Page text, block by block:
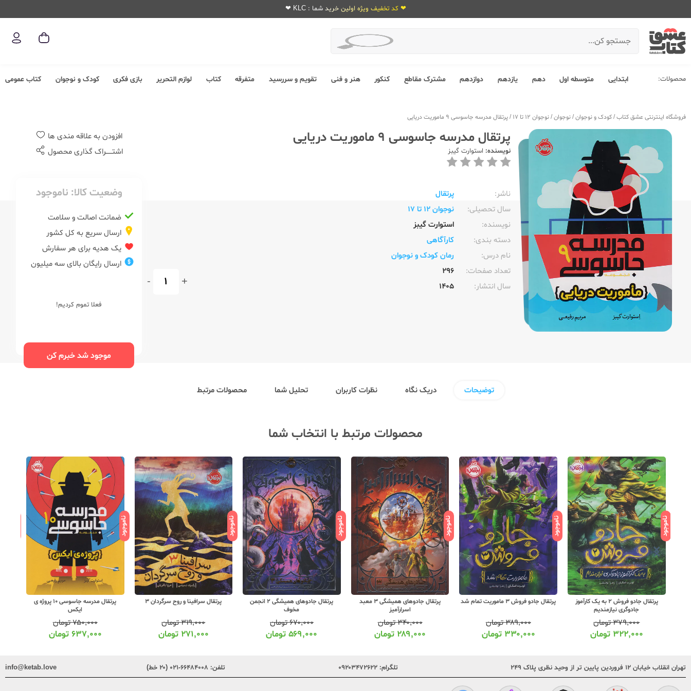
❤ کد تخفیف ویژه اولین خرید شما : KLC ❤
محصولات: ابتدایی متوسطه اول دهم یازدهم دوازدهم مشترک مقاطع کنکور هنر و فنی تقویم و سررسید متفرقه کتاب لوازم التحریر بازی فکری کودک و نوجوان کتاب عمومی
فروشگاه اینترنتی عشق کتاب/کودک و نوجوان/نوجوان/نوجوان 12 تا 17 /پرتقال مدرسه جاسوسی 9 ماموریت دریایی
پرتقال مدرسه جاسوسی 9 ماموریت دریایی
نویسنده: استوارت گیبز
ناشر:‌
پرتقال
سال تحصیلی:‌
نوجوان 12 تا 17
نویسنده:‌
استوارت گیبز
دسته بندی:
کارآگاهی
نام درس:
رمان کودک و نوجوان
تعداد صفحات:‌
296
سال انتشار:‌
1405
+
-
افزودن به علاقه مندی ها
اشتــــــراک گذاری محصول
وضعیت کالا: ناموجود
ضمانت اصالت و سلامت
ارسال سریع به کل کشور
یک هدیه برای هر سفارش
ارسال رایگان بالای سه میلیون
فعلا تموم کردیم!
موجود شد خبرم کن
توضیحات دریک نگاه نظرات کاربران تحلیل شما محصولات مرتبط
محصولات مرتبط با انتخاب شما
ناموجود
پرتقال جادو فروش 3 ماموریت تمام شد
۳۸۹,۰۰۰تومان
۳۳۰,۰۰۰ تومان
ناموجود
پرتقال جادوهای همیشگی 3 معبد
۳۴۰,۰۰۰تومان
۲۸۹,۰۰۰تومان
ناموجود
پرتقال جادوهای همیشگی 2 انجمن
مخوف
۶۷۰,۰۰۰تومان
۵۶۹,۰۰۰ تومان
ناموجود
پرتقال سرافینا و روح سرگردان 3
۳۱۹,۰۰۰تومان
۲۷۱,۰۰۰تومان
ناموجود
پرتقال مدرسه جاسوسی 10 پروژه ی
۷۵۰,۰۰۰تومان
۶۳۷,۰۰۰ تومان
ناموجود
پرتقال مدرسه جاسوسی 8 غافل گیری
بزرگ
۷۵۰,۰۰۰تومان
۶۳۷,۰۰۰تومان
تهران انقلاب خیابان ۱۲ فروردین پایین تر از وحید نظری پلاک ۲۴۹ تلگرام: ۰۹۲۰۳۴۷۲۶۲۲ تلفن: ۶۶۴۸۴۰۰۸-۰۲۱ (۲۰ خط) info@ketab.love